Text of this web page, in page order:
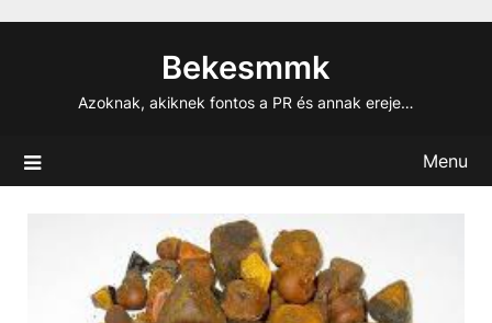
Bekesmmk
Azoknak, akiknek fontos a PR és annak ereje…
Menu